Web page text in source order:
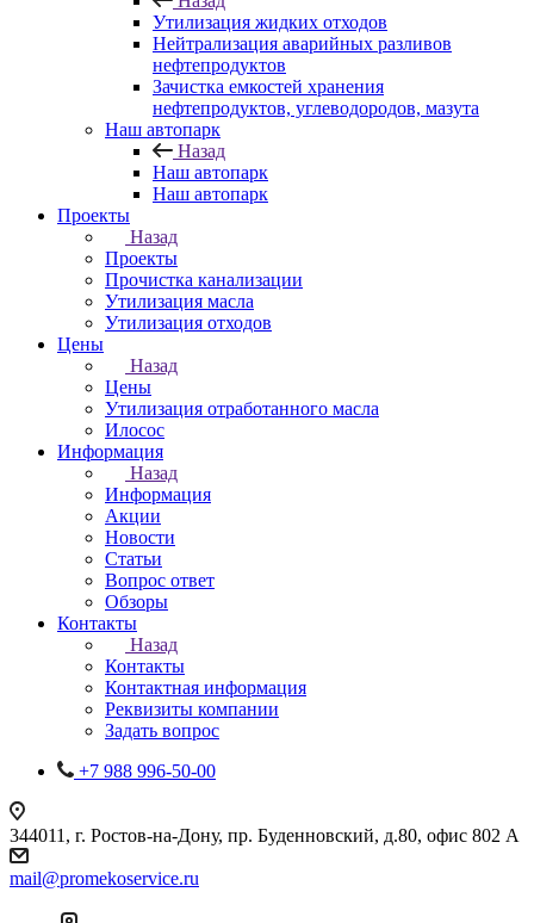
Утилизация жидких отходов
Нейтрализация аварийных разливов
нефтепродуктов
Зачистка емкостей хранения
нефтепродуктов, углеводородов, мазута
Наш автопарк
Назад
Наш автопарк
Наш автопарк
Проекты
Назад
Проекты
Прочистка канализации
Утилизация масла
Утилизация отходов
Цены
Назад
Цены
Утилизация отработанного масла
Илосос
Информация
Назад
Информация
Акции
Новости
Статьи
Вопрос ответ
Обзоры
Контакты
Назад
Контакты
Контактная информация
Реквизиты компании
Задать вопрос
+7 988 996-50-00
344011, г. Ростов-на-Дону, пр. Буденновский, д.80, офис 802 А
mail@promekoservice.ru